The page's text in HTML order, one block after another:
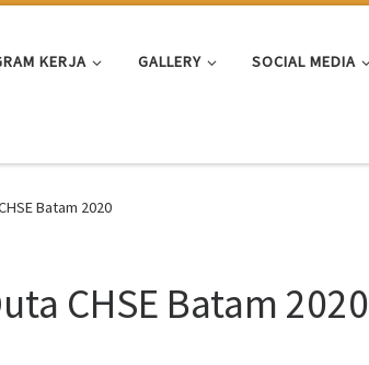
KERJA GALLERY SOCIAL MEDIA
Batam 2020
CHSE Batam 2020